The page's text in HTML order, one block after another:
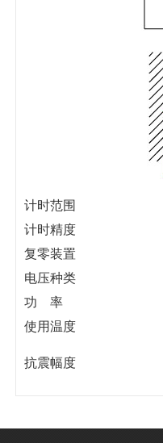
计时范围
计时精度
复零装置
电压种类
功 率
使用温度
抗震幅度